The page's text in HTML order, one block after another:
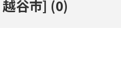
谷市] (0)